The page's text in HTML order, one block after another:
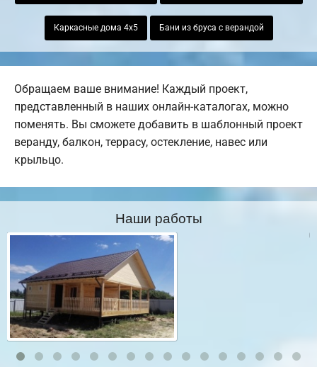
Каркасные дома 4х5 Бани из бруса с верандой
Обращаем ваше внимание! Каждый проект,
представленный в наших онлайн-каталогах, можно
поменять. Вы сможете добавить в шаблонный проект
веранду, балкон, террасу, остекление, навес или
крыльцо.
Наши работы